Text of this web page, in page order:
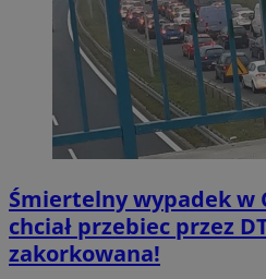
Śmiertelny wypadek w
chciał przebiec przez
zakorkowana!